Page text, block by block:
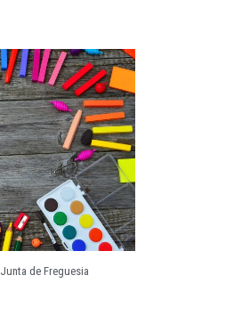
Junta de Freguesia